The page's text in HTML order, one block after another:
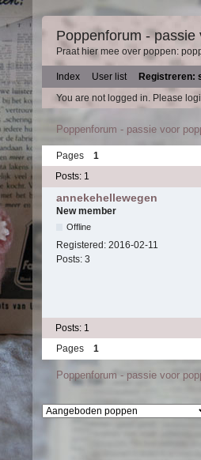
Poppenforum - passie
Praat hier mee over poppen:
Index User list
Registreren:
You are not logged in. Please
Poppenforum - passie voor
Pages
1
Posts: 1
annekehellewegen
New member
Offline
Registered: 2016-02-11
Posts: 3
Posts: 1
Pages
1
Poppenforum - passie voor